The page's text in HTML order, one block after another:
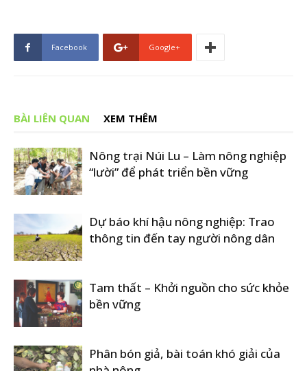
Facebook Google+
BÀI LIÊN QUAN XEM THÊM
Nông trại Núi Lu – Làm nông nghiệp
“lười” để phát triển bền vững
Dự báo khí hậu nông nghiệp: Trao
thông tin đến tay người nông dân
Tam thất – Khởi nguồn cho sức khỏe
bền vững
Phân bón giả, bài toán khó giải của